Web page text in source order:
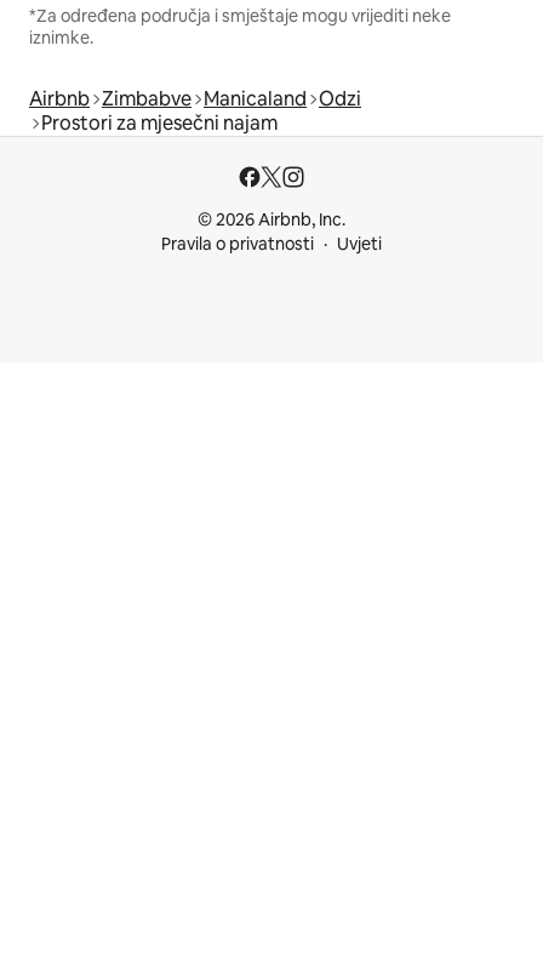
*Za određena područja i smještaje mogu vrijediti neke
iznimke.
Airbnb Zimbabve Manicaland Odzi
Prostori za mjesečni najam
© 2026 Airbnb, Inc.
Pravila o privatnosti
Uvjeti